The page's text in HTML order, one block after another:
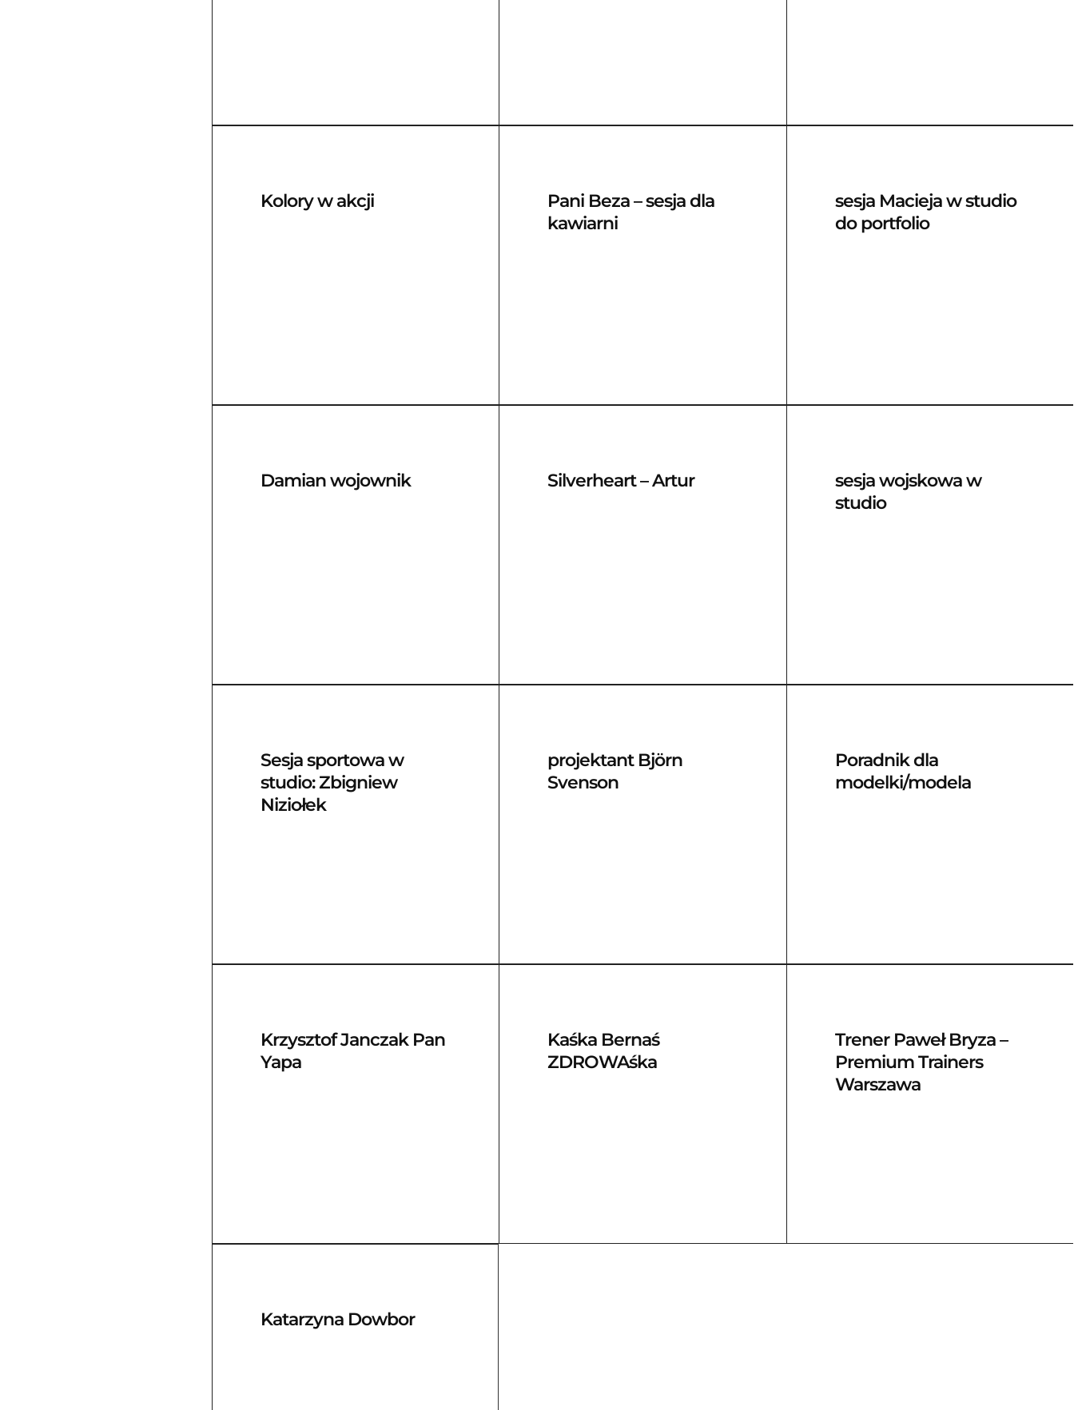
Kolory w akcji
Pani Beza – sesja dla
kawiarni
sesja Macieja w studio
do portfolio
Damian wojownik Silverheart – Artur
sesja wojskowa w
studio
Sesja sportowa w
studio: Zbigniew
Niziołek
projektant Björn
Svenson
Poradnik dla
modelki/modela
Krzysztof Janczak Pan
Yapa
Kaśka Bernaś
ZDROWAśka
Trener Paweł Bryza –
Premium Trainers
Warszawa
Katarzyna Dowbor